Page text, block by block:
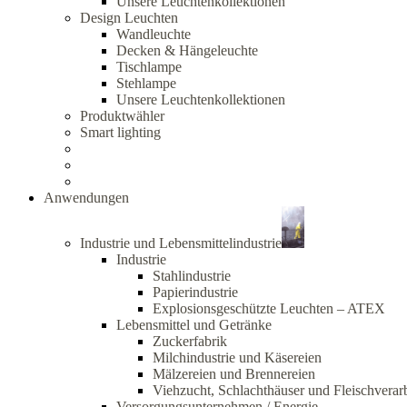
Design Leuchten
Wandleuchte
Decken & Hängeleuchte
Tischlampe
Stehlampe
Unsere Leuchtenkollektionen
Produktwähler
Smart lighting
Anwendungen
Industrie und Lebensmittelindustrie
Industrie
Stahlindustrie
Papierindustrie
Explosionsgeschützte Leuchten – ATEX
Lebensmittel und Getränke
Zuckerfabrik
Milchindustrie und Käsereien
Mälzereien und Brennereien
Viehzucht, Schlachthäuser und